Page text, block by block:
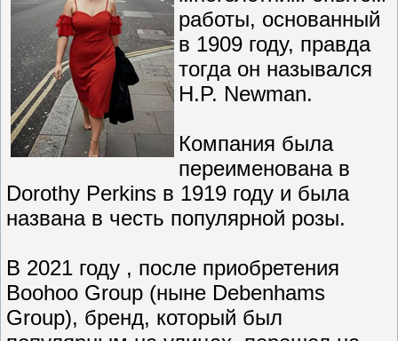
работы, основанный
в 1909 году, правда
тогда он назывался
H.P. Newman.
Компания была
переименована в
Dorothy Perkins в 1919 году и была
названа в честь популярной розы.
В 2021 году , после приобретения
Boohoo Group (ныне Debenhams
Group), бренд, который был